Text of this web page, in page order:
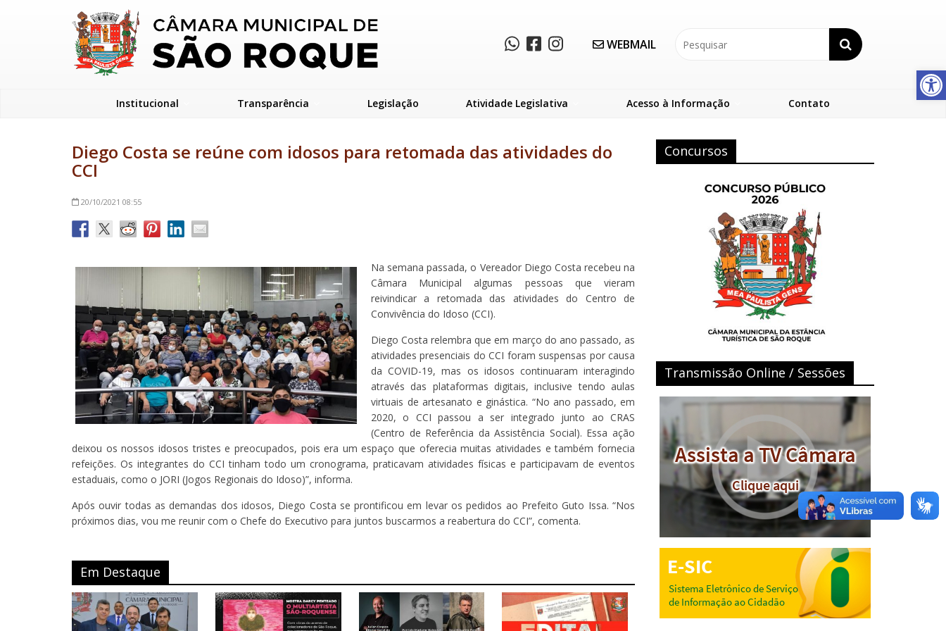
Abrir a barra de ferramentas
WEBMAIL
Institucional Transparência Legislação Atividade Legislativa Acesso à Informação Contato
Diego Costa se reúne com idosos para retomada das atividades do
CCI
20/10/2021 08:55
Na semana passada, o Vereador Diego Costa recebeu na
Câmara Municipal algumas pessoas que vieram
reivindicar a retomada das atividades do Centro de
Convivência do Idoso (CCI).
Diego Costa relembra que em março do ano passado, as
atividades presenciais do CCI foram suspensas por causa
da COVID-19, mas os idosos continuaram interagindo
através das plataformas digitais, inclusive tendo aulas
virtuais de artesanato e ginástica. “No ano passado, em
2020, o CCI passou a ser integrado junto ao CRAS
(Centro de Referência da Assistência Social). Essa ação
deixou os nossos idosos tristes e preocupados, pois era um espaço que oferecia muitas atividades e também fornecia
refeições. Os integrantes do CCI tinham todo um cronograma, praticavam atividades físicas e participavam de eventos
estaduais, como o JORI (Jogos Regionais do Idoso)”, informa.
Após ouvir todas as demandas dos idosos, Diego Costa se prontificou em levar os pedidos ao Prefeito Guto Issa. “Nos
próximos dias, vou me reunir com o Chefe do Executivo para juntos buscarmos a reabertura do CCI”, comenta.
Em Destaque
Concursos
Transmissão Online / Sessões